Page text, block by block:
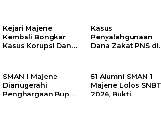
Kejari Majene
Kembali Bongkar
Kasus Korupsi Dana
Disdikpora
Kasus
Penyalahgunaan
Dana Zakat PNS di
Penyidikan Kejari
Majene, Siapa
Tersangkanya?
SMAN 1 Majene
Dianugerahi
Penghargaan Bupati
51 Alumni SMAN 1
Majene Lolos SNBT
2026, Bukti